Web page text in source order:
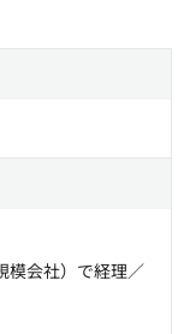
模会社）で経理／